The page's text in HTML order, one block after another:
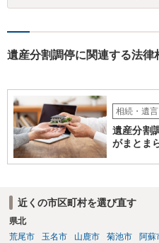
選任したのか 即ち、復代理人の
遺産分割調停に関連する法律
相続・遺言
遺産分割
がまとま
近くの市区町村を選び直す
県北
荒尾市
玉名市 山鹿市 菊池市 阿蘇